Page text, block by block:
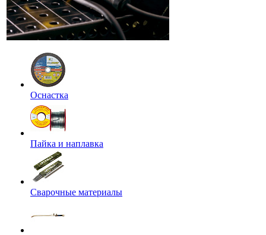
Оснастка
Пайка и наплавка
Сварочные материалы